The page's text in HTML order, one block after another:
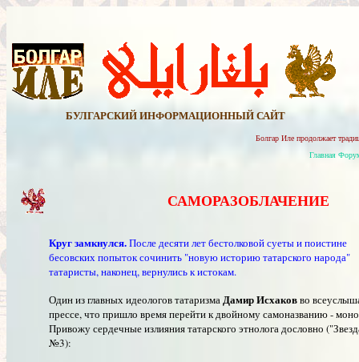
БУЛГАРСКИЙ ИНФОРМАЦИОННЫЙ САЙТ
Болгар Иле продолжает
Главная
САМОРАЗОБЛАЧЕНИЕ
Круг замкнулся.После десяти лет бестолковой суеты и поистине
бесовских попыток сочинить "новую историю татарского народа"
татаристы, наконец, вернулись к истокам.
Один из главных идеологов татаризмаДамир Исхаковво
прессе, что пришло время перейти к двойному самоназванию -
Привожу сердечные излияния татарского этнолога дословно
№3):